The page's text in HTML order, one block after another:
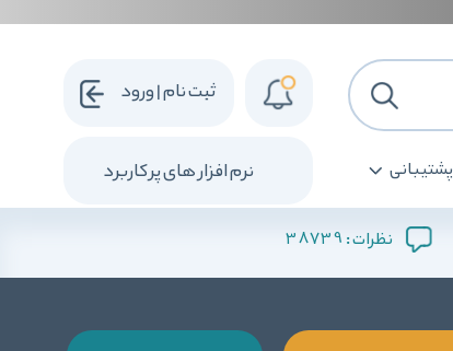
پشتیبانی نرم افزار های پرکاربرد
ثبت نام | ورود
نظرات : 38739